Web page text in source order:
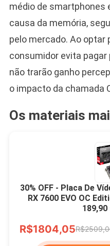
médio de smartphones
causa da memória,
pelo mercado. Ao optar
consumidor evita
não trarão ganho
o impacto da chamada
Os materiais
30% OFF - Placa De
RX 7600 EVO OC
R$1804,05